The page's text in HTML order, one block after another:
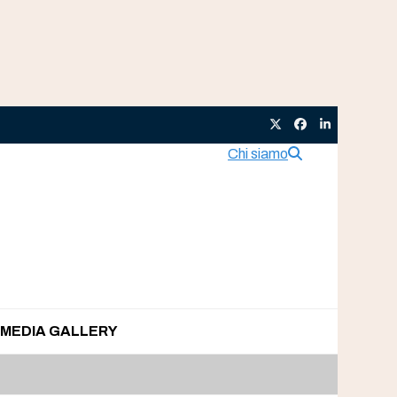
TwitterFacebook
LinkedIn
Chi siamo
MEDIA GALLERY